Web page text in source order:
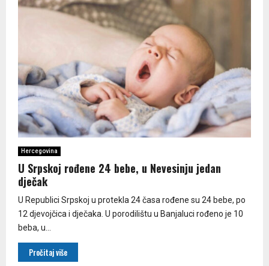
Hercegovina
U Srpskoj rođene 24 bebe, u Nevesinju jedan
dječak
U Republici Srpskoj u protekla 24 časa rođene su 24 bebe, po
12 djevojčica i dječaka. U porodilištu u Banjaluci rođeno je 10
beba, u...
Pročitaj više